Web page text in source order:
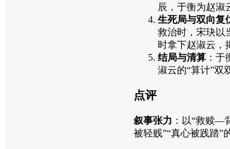
辰，于衡为赵淑
生死局与双向复
救治时，宋玦以
时拿下赵淑云，
结局与清算 ：
淑云的“算计”双
点评
叙事张力 ：以“救赎—
被轻贱”“真心被践踏”